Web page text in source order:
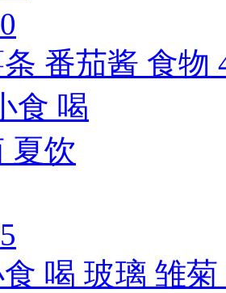
番茄酱 食物
喝 玻璃 雏